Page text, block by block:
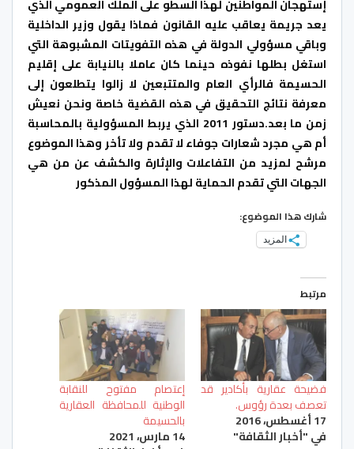
إستهجان المواطنين لهذا السطو على الملك العمومي الذي
يعد جريمة يعاقب عليه القانون فماذا يقول وزير الداخلية
وباقي مسؤولي الدولة في هذه التفويتات المشبوهة التي
استغل بطلها نفوذه حينما كان عاملا بالنيابة على إقليم
الحسيمة فالرأي العام والمتتبعين لا زالوا يتطلعون إلى
معرفة نتائج التحقيق في هذه القضية خاصة ونحن نعيش
زمن ما بعد.دستور 2011 الذي يربط المسؤولية بالمحاسبة
أم هي مجرد شعارات جوفاء لا تقدم ولا تأخر وهذا الموضوع
مرشح لمزيد من التفاعلات والإثارة والكشف عن من هي
الجهات التي تقدم الحماية لهذا المسؤول المذكور
شارك هذا الموضوع:
المزيد
مرتبط
فضيحة عقارية بأكادير قد
تعصف بعدة رؤوس.
17 أغسطس، 2016
في "أخبار الثقافة"
إعتصام مفتوح للنقابة
الوطنية للمحافظة العقارية
بالحسيمة
14 مارس، 2021